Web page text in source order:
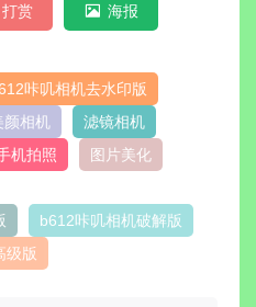
打赏 海报
咔叽相机去水印版
颜相机
滤镜相机
机拍照
图片美化
b612咔叽相机破解版
级版